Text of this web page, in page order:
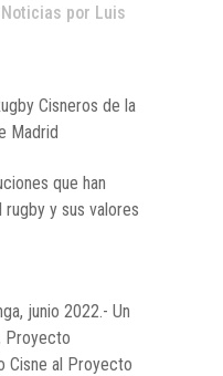
Noticias por Luis
Cisneros de la
Madrid
que han
y sus valores
junio 2022.- Un
Proyecto
al Proyecto